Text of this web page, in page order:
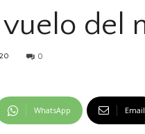
del
0
WhatsApp Email